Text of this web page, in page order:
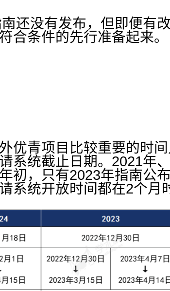
还没有发布，但即便有
合条件的先行准备起来。
优青项目比较重要的时间
系统截止日期。2021年
初，只有2023年指南公
系统开放时间都在2个月